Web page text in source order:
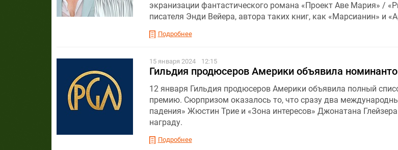
экранизации фантастического романа «Проект Аве Мария» /
писателя Энди Вейера, автора таких книг, как «Марсианин» и
Подробнее
15 января 2024 12:15
Гильдия продюсеров Америки объявила
12 января Гильдия продюсеров Америки объявила полный
премию. Сюрпризом оказалось то, что сразу два
падения» Жюстин Трие и «Зона интересов» Джонатана
награду.
Подробнее